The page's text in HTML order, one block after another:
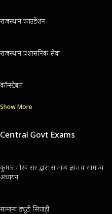
राजस्थान फाउंडेशन
राजस्थान प्रशासनिक सेवा
कॉन्स्टेबल
Show More
Central Govt Exams
कुमार गौरव सर द्वारा सामान्य ज्ञान व सामान्य
अध्ययन
सामान्य ड्यूटी सिपाही